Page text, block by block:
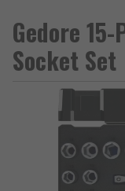
Gedore
Socket Set